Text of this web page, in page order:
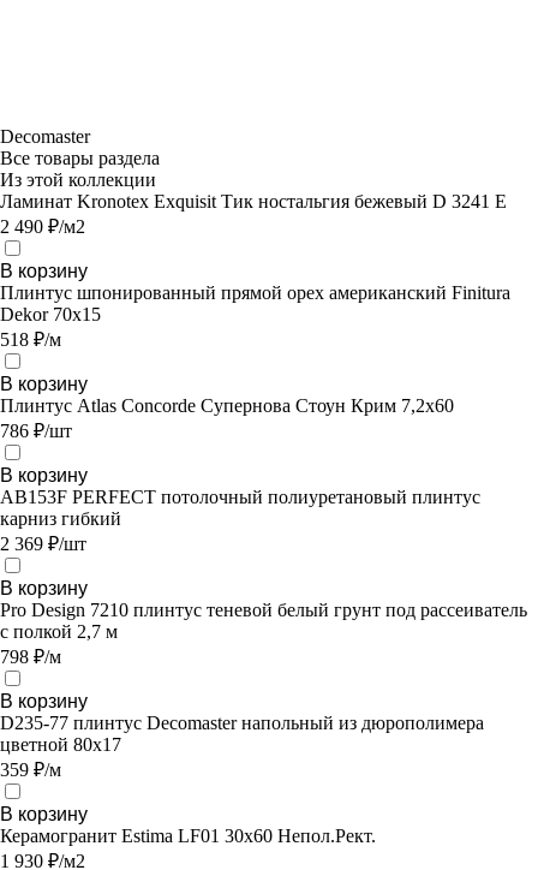
Decomaster
Все товары раздела
Из этой коллекции
Ламинат Kronotex Exquisit Тик ностальгия бежевый D 3241 E
2 490 ₽/м2
В корзину
Плинтус шпонированный прямой орех американский Finitura
Dekor 70х15
518 ₽/м
В корзину
Плинтус Atlas Concorde Супернова Стоун Крим 7,2х60
786 ₽/шт
В корзину
AB153F PERFECT потолочный полиуретановый плинтус
карниз гибкий
2 369 ₽/шт
В корзину
Pro Design 7210 плинтус теневой белый грунт под рассеиватель
с полкой 2,7 м
798 ₽/м
В корзину
D235-77 плинтус Decomaster напольный из дюрополимера
цветной 80x17
359 ₽/м
В корзину
Керамогранит Estima LF01 30x60 Непол.Рект.
1 930 ₽/м2